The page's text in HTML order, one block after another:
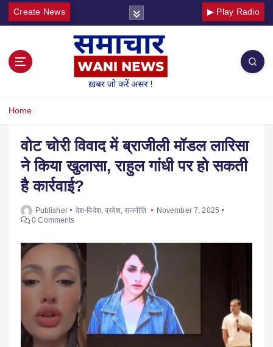
Create News ▶ Play Radio
Home
वोट चोरी विवाद में ब्राजीली मॉडल लारिसा
ने किया खुलासा, राहुल गांधी पर हो सकती
है कार्रवाई?
Publisher देश-विदेश,प्रदेश, राजनीति
November 7, 2025
0 Comments